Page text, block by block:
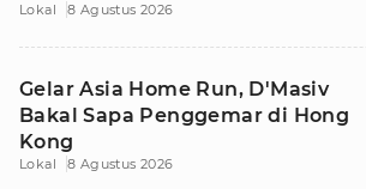
Lokal 8 Agustus 2026
Gelar Asia Home Run, D'Masiv
Bakal Sapa Penggemar di Hong
Kong
Lokal 8 Agustus 2026